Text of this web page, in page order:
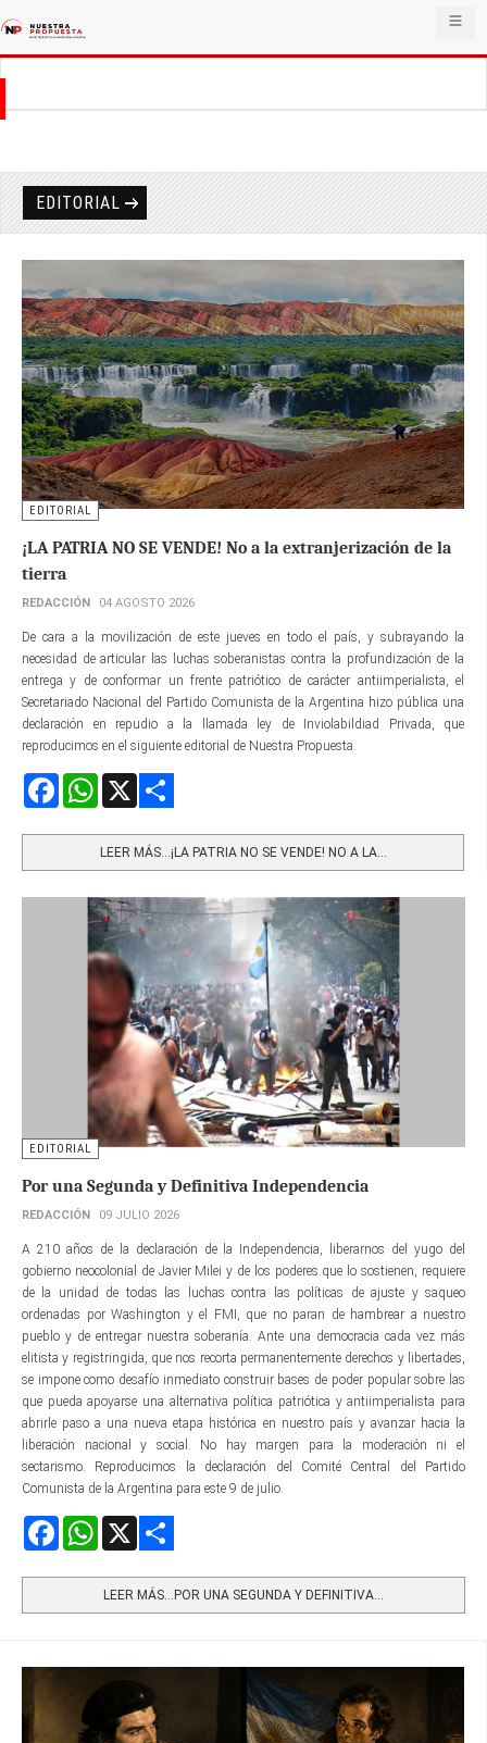
EDITORIAL
EDITORIAL
¡LA PATRIA NO SE VENDE! No a la extranjerización de la
tierra
REDACCIÓN 04 AGOSTO 2026
De cara a la movilización de este jueves en todo el país, y subrayando la
necesidad de articular las luchas soberanistas contra la profundización de la
entrega y de conformar un frente patriótico de carácter antiimperialista, el
Secretariado Nacional del Partido Comunista de la Argentina hizo pública una
declaración en repudio a la llamada ley de Inviolabildiad Privada, que
reproducimos en el siguiente editorial de Nuestra Propuesta.
FacebookWhatsApp
LEER MÁS…¡LA PATRIA NO SE VENDE! NO A LA...
EDITORIAL
Por una Segunda y Definitiva Independencia
REDACCIÓN 09 JULIO 2026
A 210 años de la declaración de la Independencia, liberarnos del yugo del
gobierno neocolonial de Javier Milei y de los poderes que lo sostienen, requiere
de la unidad de todas las luchas contra las políticas de ajuste y saqueo
ordenadas por Washington y el FMI, que no paran de hambrear a nuestro
pueblo y de entregar nuestra soberanía. Ante una democracia cada vez más
elitista y registringida, que nos recorta permanentemente derechos y libertades,
se impone como desafío inmediato construir bases de poder popular sobre las
que pueda apoyarse una alternativa política patriótica y antiimperialista para
abrirle paso a una nueva etapa histórica en nuestro país y avanzar hacia la
liberación nacional y social. No hay margen para la moderación ni el
sectarismo. Reproducimos la declaración del Comité Central del Partido
Comunista de la Argentina para este 9 de julio.
FacebookWhatsApp
LEER MÁS…POR UNA SEGUNDA Y DEFINITIVA...